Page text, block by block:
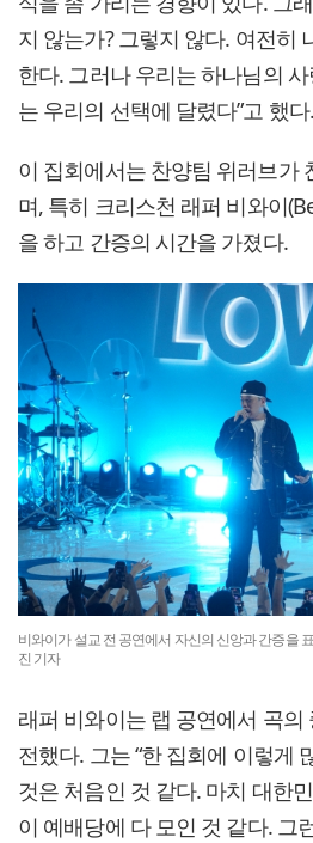
지 않는가? 그렇지 않다. 여전히
한다. 그러나 우리는 하나님의
는 우리의 선택에 달렸다”고 했다.
이 집회에서는 찬양팀 위러브가
며, 특히 크리스천 래퍼 비와이
을 하고 간증의 시간을 가졌다.
비와이가 설교 전 공연에서 자신의 신앙과 간증을
진 기자
래퍼 비와이는 랩 공연에서 곡의
전했다. 그는 “한 집회에 이렇게
것은 처음인 것 같다. 마치 대한
이 예배당에 다 모인 것 같다. 그